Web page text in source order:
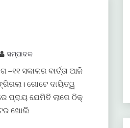
ସମ୍ପାଦକ
–୧୧ ସକାଳର ବାର୍ତ୍ତା ଆଜି
ଗୋଟେ ଦାୟିତ୍ୱ
ପ୍ରାୟ ଯେମିତି ଲାଗେ ଠିକ୍
ଖୋଲି